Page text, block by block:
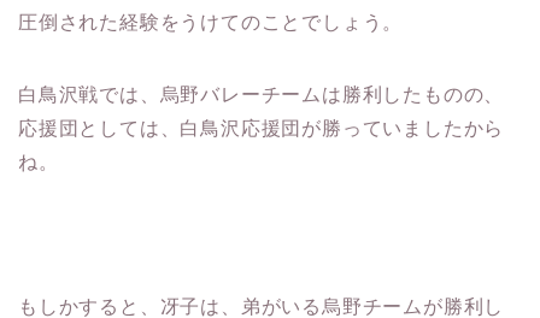
圧倒された経験をうけてのことでしょう。
白鳥沢戦では、烏野バレーチームは勝利したものの、
応援団としては、白鳥沢応援団が勝っていましたから
ね。
もしかすると、冴子は、弟がいる烏野チームが勝利し